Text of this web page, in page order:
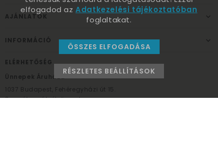
AJÁNLATOK
INFORMÁCIÓ
ELÉRHETŐSÉG
Ünnepek Áruháza
1037 Budapest, Fehéregyházi út 15.
Személyes átvételi pont
elfogadod azAdatkezelési tájékoztatóban
foglaltakat.
ÖSSZES ELFOGADÁSA
RÉSZLETES BEÁLLÍTÁSOK